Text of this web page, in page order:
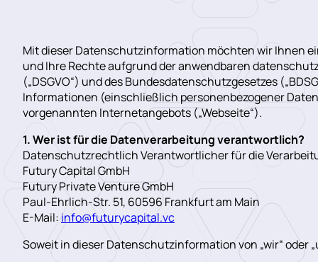
Mit dieser Datenschutzinformation möchten wir Ihnen
und Ihre Rechte aufgrund der anwendbaren
(„DSGVO“) und des Bundesdatenschutzgesetzes
Informationen (einschließlich personenbezogener
vorgenannten Internetangebots („Webseite“).
1. Wer ist für die Datenverarbeitung verantwortlich?
Datenschutzrechtlich Verantwortlicher für die
Futury Capital GmbH
Futury Private Venture GmbH
Paul-Ehrlich-Str. 51, 60596 Frankfurt am Main
E-Mail: info@futurycapital.vc
Soweit in dieser Datenschutzinformation von „wir“ oder